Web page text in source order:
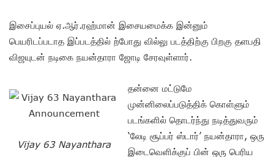
இசைப்புயல் ஏ.ஆர்.ரஹ்மான் இசையமைக்க இன்னும்
பெயரிடப்படாத இப்படத்தில் ற்போது வில்லு படத்திற்கு பிறகு தளபதி
விஜயுடன் நடிகை நயன்தாரா ஜோடி சேரவுள்ளார்.
Vijay 63 Nayanthara
தன்னை மட்டுமே
முன்னிலைப்படுத்திக் கொள்ளும்
படங்களில் தொடர்ந்து நடித்துவரும்
‘லேடி சூப்பர் ஸ்டார்’ நயன்தாரா, ஒரு
இடைவெளிக்குப் பின் ஒரு பெரிய